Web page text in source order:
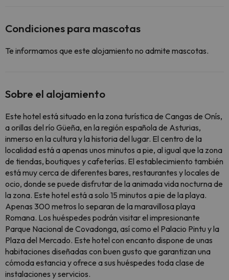
Condiciones para mascotas
Te informamos que este alojamiento no admite mascotas.
Sobre el alojamiento
Este hotel está situado en la zona turística de Cangas de Onís,
a orillas del río Güeña, en la región española de Asturias,
inmerso en la cultura y la historia del lugar. El centro de la
localidad está a apenas unos minutos a pie, al igual que la zona
de tiendas, boutiques y cafeterías. El establecimiento también
está muy cerca de diferentes bares, restaurantes y locales de
ocio, donde se puede disfrutar de la animada vida nocturna de
la zona. Este hotel está a solo 15 minutos a pie de la playa.
Apenas 300 metros lo separan de la maravillosa playa
Romana. Los huéspedes podrán visitar el impresionante
Parque Nacional de Covadonga, así como el Palacio Pintu y la
Plaza del Mercado. Este hotel con encanto dispone de unas
habitaciones diseñadas con buen gusto que garantizan una
cómoda estancia y ofrece a sus huéspedes toda clase de
instalaciones y servicios.